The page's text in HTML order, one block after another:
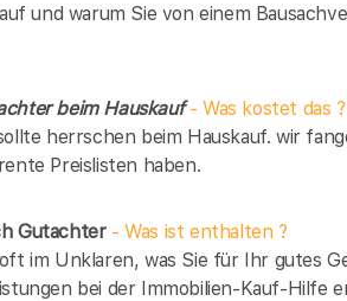
und warum Sie von einem
beim Hauskauf- Was kostet das ?
herrschen beim Hauskauf. wir
Preislisten haben.
Gutachter- Was ist enthalten ?
im Unklaren, was Sie für Ihr gutes
bei der Immobilien-Kauf-Hilfe